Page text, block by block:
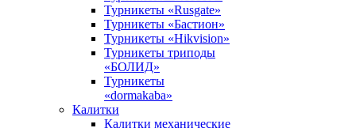
Турникеты «Rusgate»
Турникеты «Бастион»
Турникеты «Hikvision»
Турникеты триподы
«БОЛИД»
Турникеты
«dormakaba»
Калитки
Калитки механические